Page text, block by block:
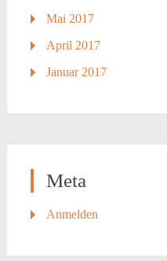
Mai 2017
April 2017
Januar 2017
Meta
Anmelden